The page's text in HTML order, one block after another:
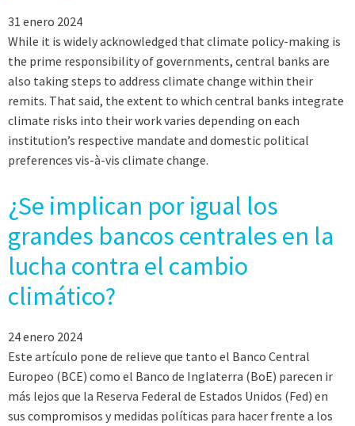
31 enero 2024
While it is widely acknowledged that climate policy-making is
the prime responsibility of governments, central banks are
also taking steps to address climate change within their
remits. That said, the extent to which central banks integrate
climate risks into their work varies depending on each
institution’s respective mandate and domestic political
preferences vis-à-vis climate change.
¿Se implican por igual los
grandes bancos centrales en la
lucha contra el cambio
climático?
24 enero 2024
Este artículo pone de relieve que tanto el Banco Central
Europeo (BCE) como el Banco de Inglaterra (BoE) parecen ir
más lejos que la Reserva Federal de Estados Unidos (Fed) en
sus compromisos y medidas políticas para hacer frente a los